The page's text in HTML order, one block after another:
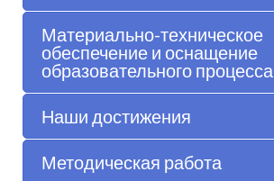
Материально-техническое
обеспечение и оснащение
образовательного процесса
Наши достижения
Методическая работа